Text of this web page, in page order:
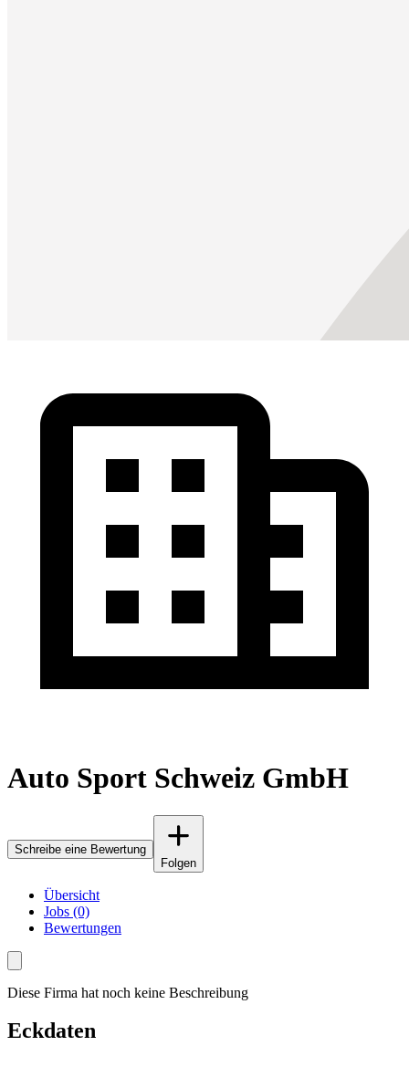
Auto Sport Schweiz GmbH
Schreibe eine Bewertung
Folgen
Übersicht
Jobs (0)
Bewertungen
Diese Firma hat noch keine Beschreibung
Eckdaten